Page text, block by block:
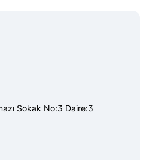
Sokak No:3 Daire:3